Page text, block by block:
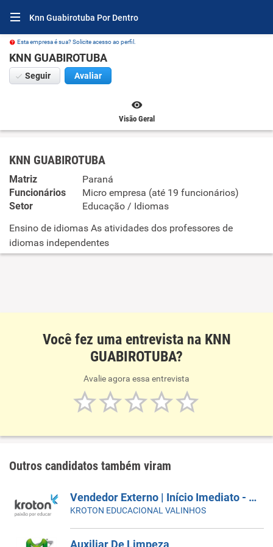
Knn Guabirotuba Por Dentro
Esta empresa é sua? Solicite acesso ao perfil.
KNN GUABIROTUBA
Seguir Avaliar
Visão Geral
KNN GUABIROTUBA
Matriz
Paraná
Funcionários
Micro empresa (até 19 funcionários)
Setor
Educação / Idiomas
Ensino de idiomas As atividades dos professores de
idiomas independentes
Você fez uma entrevista na KNN
GUABIROTUBA?
Avalie agora essa entrevista
Outros candidatos também viram
Vendedor Externo | Início Imediato - SUMARÉ
KROTON EDUCACIONAL VALINHOS
Auxiliar De Limpeza